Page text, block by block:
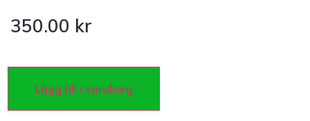
350.00 kr
Lägg till i varukorg